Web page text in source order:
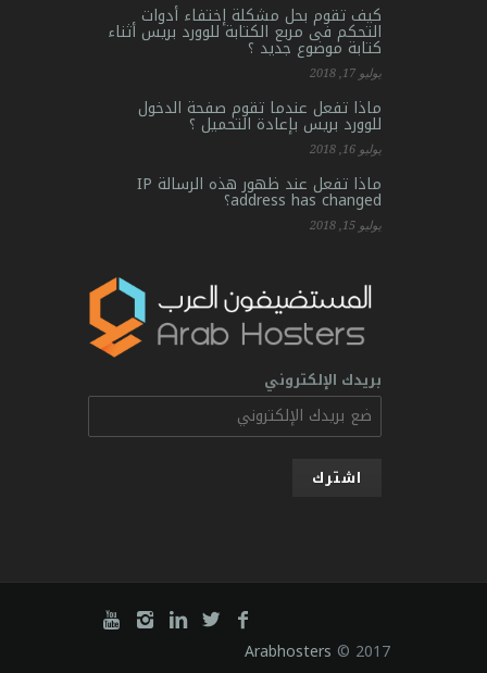
كيف تقوم بحل مشكلة إختفاء أدوات
التحكم فى مربع الكتابة للوورد بريس أثناء
كتابة موضوع جديد ؟
يوليو 17, 2018
ماذا تفعل عندما تقوم صفحة الدخول
للوورد بريس بإعادة التحميل ؟
يوليو 16, 2018
ماذا تفعل عند ظهور هذه الرسالة IP
address has changed؟
يوليو 15, 2018
بريدك الإلكتروني
Arabhosters © 2017